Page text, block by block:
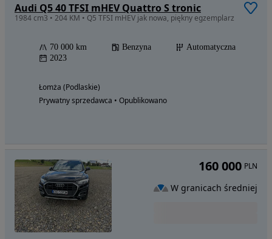
Audi Q5 40 TFSI mHEV Quattro S tronic
1984 cm3 • 204 KM • Q5 TFSI mHEV jak nowa, piękny egzemplarz
70 000 km Benzyna
Automatyczna
2023
Łomża (Podlaskie)
Prywatny sprzedawca • Opublikowano
160 000 PLN
W granicach średniej